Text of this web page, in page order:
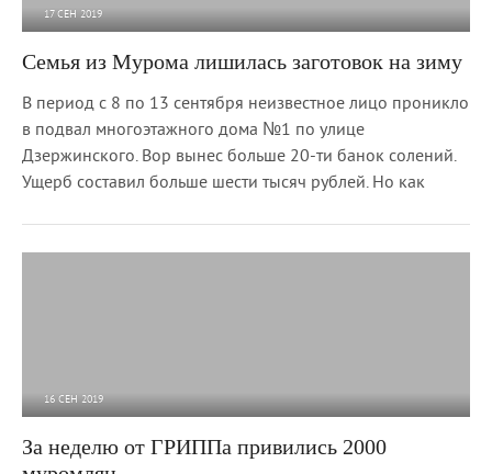
17 СЕН 2019
Семья из Мурома лишилась заготовок на зиму
В период с 8 по 13 сентября неизвестное лицо проникло
в подвал многоэтажного дома №1 по улице
Дзержинского. Вор вынес больше 20-ти банок солений.
Ущерб составил больше шести тысяч рублей. Но как
16 СЕН 2019
За неделю от ГРИППа привились 2000